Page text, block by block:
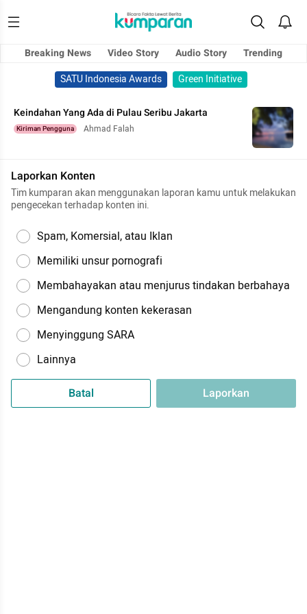
Breaking News Video Story Audio Story
Trending
SATU Indonesia Awards
Green Initiative
Keindahan Yang Ada di Pulau Seribu Jakarta
Kiriman Pengguna Ahmad Falah
Laporkan Konten
Tim kumparan akan menggunakan laporan kamu untuk melakukan
pengecekan terhadap konten ini.
Spam, Komersial, atau Iklan
Memiliki unsur pornografi
Membahayakan atau menjurus tindakan berbahaya
Mengandung konten kekerasan
Menyinggung SARA
Lainnya
Batal Laporkan